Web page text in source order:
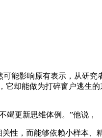
能影响原有表示，从研究
它却能做为打碎窗户逃生
更新思维体例。”他说，
性，而能够依赖小样本、